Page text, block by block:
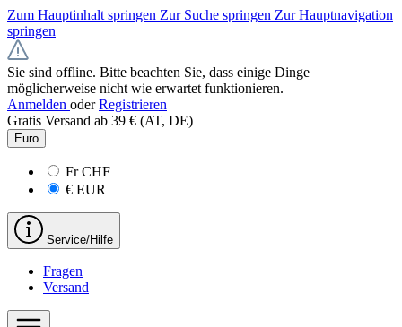
Zum Hauptinhalt springen Zur Suche springen Zur Hauptnavigation
springen
Sie sind offline. Bitte beachten Sie, dass einige Dinge
möglicherweise nicht wie erwartet funktionieren.
Anmelden oder Registrieren
Gratis Versand ab 39 € (AT, DE)
Euro
FrCHF
€ EUR
Service/Hilfe
Fragen
Versand